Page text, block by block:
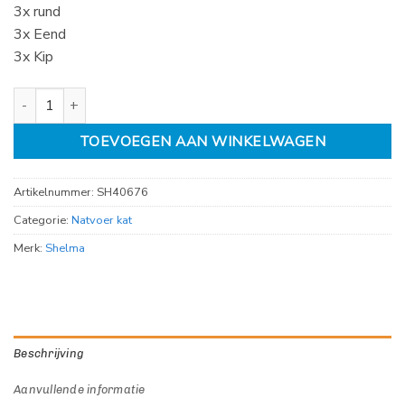
3x rund
3x Eend
3x Kip
Shelma Fillets Meaty Selection Multipack 12x85gr aantal
TOEVOEGEN AAN WINKELWAGEN
Artikelnummer: SH40676
Categorie: Natvoer kat
Merk: Shelma
Beschrijving
Aanvullende informatie